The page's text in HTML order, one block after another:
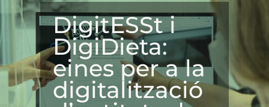
DigitESSt i
DigiDieta:
eines per a la
digitalització